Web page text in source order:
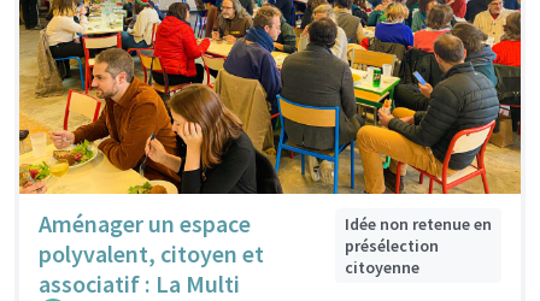
Aménager un espace
polyvalent, citoyen et
associatif : La Multi
Idée non retenue en
présélection
citoyenne